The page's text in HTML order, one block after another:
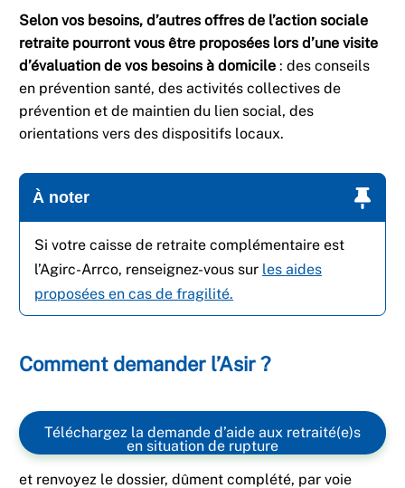
Selon vos besoins, d’autres offres de l’action sociale
retraite pourront vous être proposées lors d’une visite
d’évaluation de vos besoins à domicile : des conseils
en prévention santé, des activités collectives de
prévention et de maintien du lien social, des
orientations vers des dispositifs locaux.
À noter
Si votre caisse de retraite complémentaire est
l’Agirc-Arrco, renseignez-vous sur les aides
proposées en cas de fragilité.
Comment demander l’Asir ?
Téléchargez la demande d’aide aux retraité(e)s
en situation de rupture
et renvoyez le dossier, dûment complété, par voie